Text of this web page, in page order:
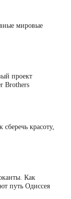
мировые
проект
Brothers
красоту,
Как
путь Одиссея